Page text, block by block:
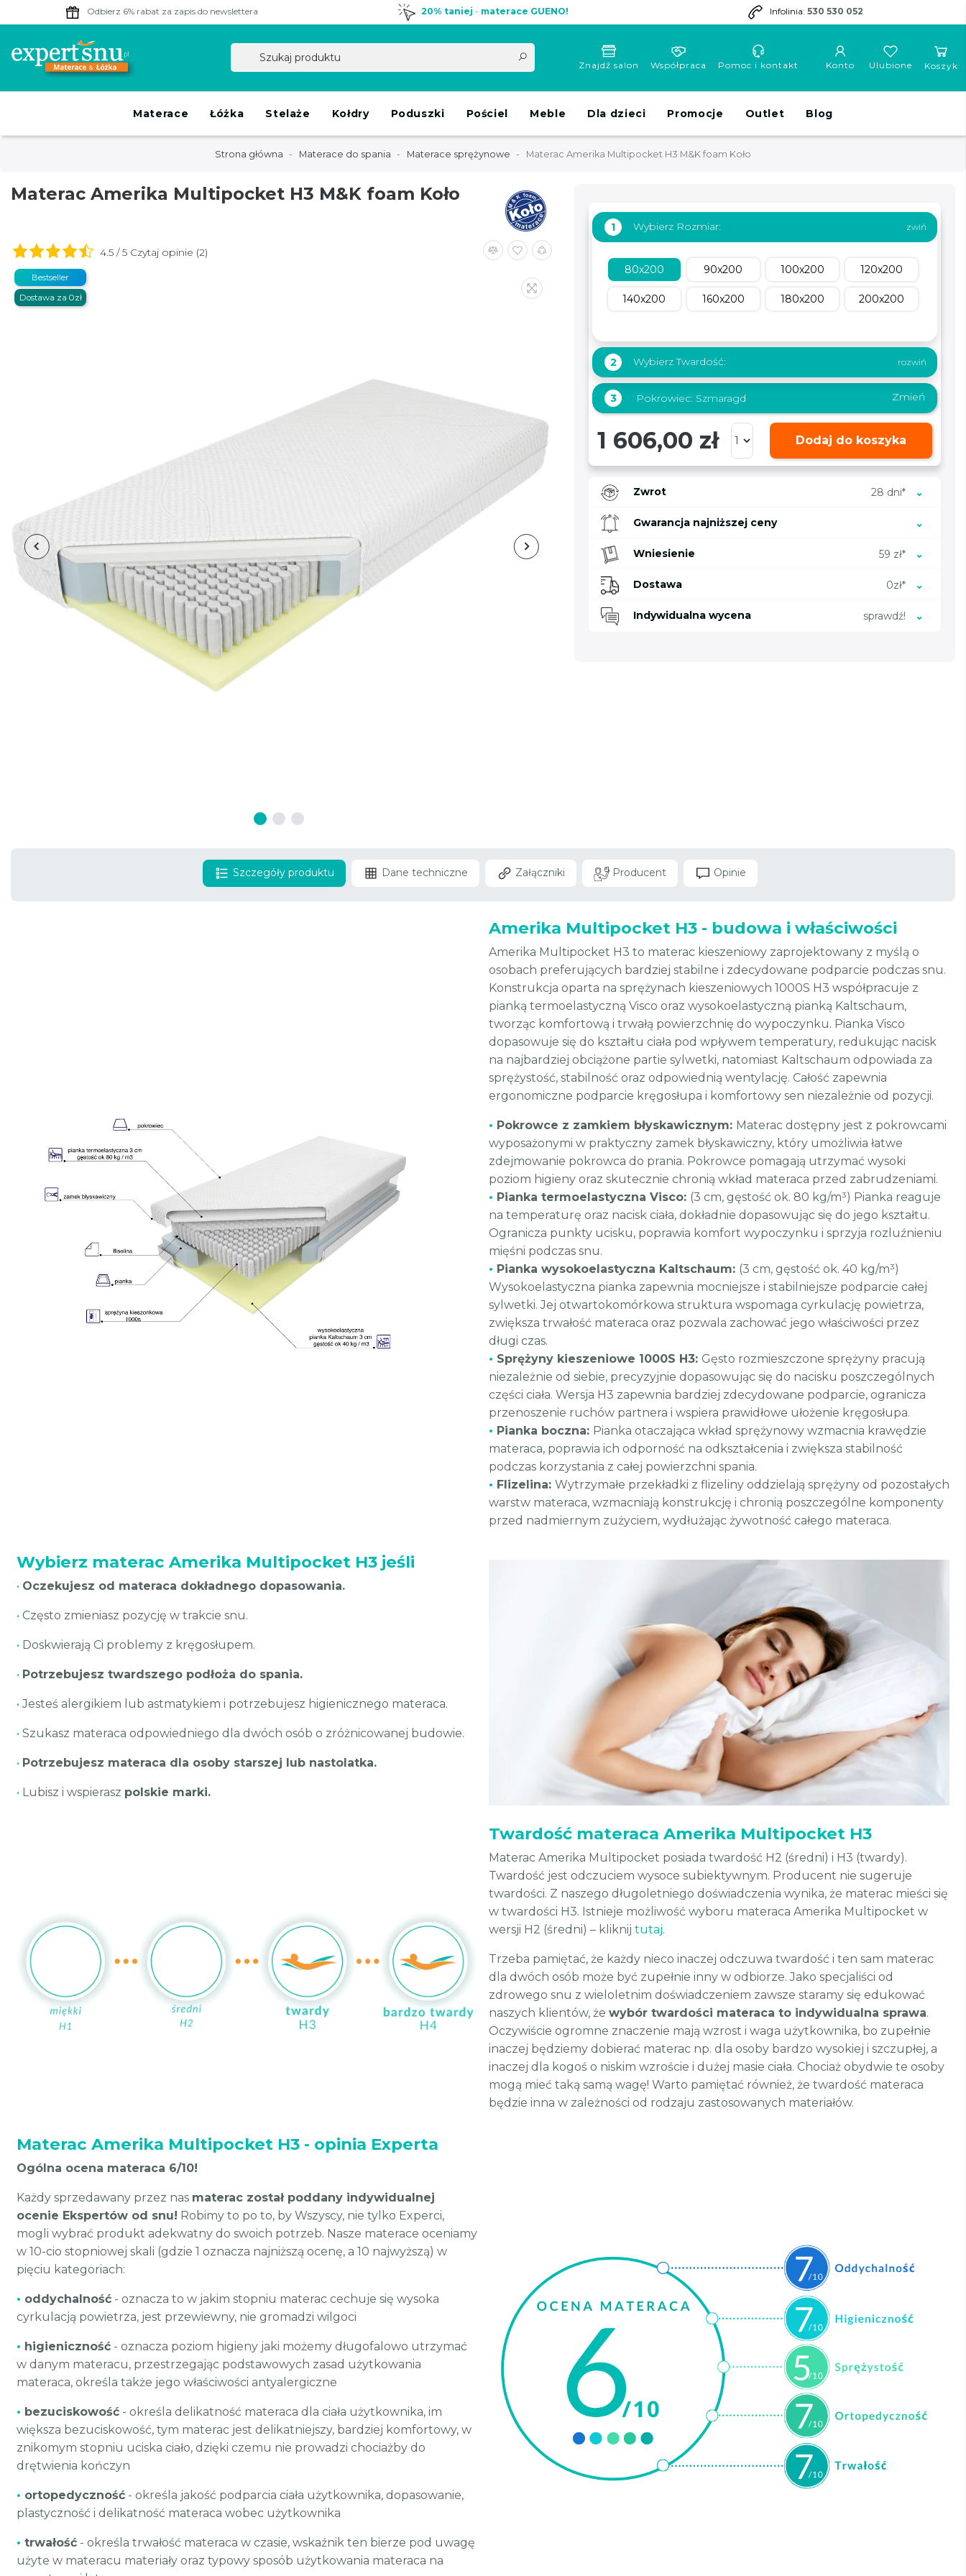
Odbierz 6% rabat za zapis do newslettera 20% taniej - materace GUENO! Infolinia: 530 530 052
Znajdź salon Współpraca Pomoc i kontakt Konto Koszyk
Ulubione
Materace Łóżka Stelaże Kołdry Poduszki Pościel Meble Dla dzieci Promocje Outlet Blog
Strona główna Materace do spania Materace sprężynowe Materac Amerika Multipocket H3 M&K foam Koło
Materac Amerika Multipocket H3 M&K foam Koło
4.5 / 5 Czytaj opinie (2)
Bestseller
Dostawa za 0zł
1 Wybierz Rozmiar:
80x200 90x200 100x200 120x200
140x200 160x200 180x200 200x200
2 Wybierz Twardość:
3 Pokrowiec: Szmaragd Zmień
1 606,00 zł Dodaj do koszyka
Zwrot 28 dni*
Gwarancja najniższej ceny
Wniesienie 59 zł*
Dostawa 0zł*
Indywidualna wycena sprawdź!
Szczegóły produktu Dane techniczne Załączniki Producent Opinie
Amerika Multipocket H3 - budowa i właściwości
Amerika Multipocket H3 to materac kieszeniowy zaprojektowany z myślą o
osobach preferujących bardziej stabilne i zdecydowane podparcie podczas snu.
Konstrukcja oparta na sprężynach kieszeniowych 1000S H3 współpracuje z
pianką termoelastyczną Visco oraz wysokoelastyczną pianką Kaltschaum,
tworząc komfortową i trwałą powierzchnię do wypoczynku. Pianka Visco
dopasowuje się do kształtu ciała pod wpływem temperatury, redukując nacisk
na najbardziej obciążone partie sylwetki, natomiast Kaltschaum odpowiada za
sprężystość, stabilność oraz odpowiednią wentylację. Całość zapewnia
ergonomiczne podparcie kręgosłupa i komfortowy sen niezależnie od pozycji.
• Pokrowce z zamkiem błyskawicznym: Materac dostępny jest z pokrowcami
wyposażonymi w praktyczny zamek błyskawiczny, który umożliwia łatwe
zdejmowanie pokrowca do prania. Pokrowce pomagają utrzymać wysoki
poziom higieny oraz skutecznie chronią wkład materaca przed zabrudzeniami.
• Pianka termoelastyczna Visco: (3 cm, gęstość ok. 80 kg/m³) Pianka reaguje
na temperaturę oraz nacisk ciała, dokładnie dopasowując się do jego kształtu.
Ogranicza punkty ucisku, poprawia komfort wypoczynku i sprzyja rozluźnieniu
mięśni podczas snu.
• Pianka wysokoelastyczna Kaltschaum: (3 cm, gęstość ok. 40 kg/m³)
Wysokoelastyczna pianka zapewnia mocniejsze i stabilniejsze podparcie całej
sylwetki. Jej otwartokomórkowa struktura wspomaga cyrkulację powietrza,
zwiększa trwałość materaca oraz pozwala zachować jego właściwości przez
długi czas.
• Sprężyny kieszeniowe 1000S H3: Gęsto rozmieszczone sprężyny pracują
niezależnie od siebie, precyzyjnie dopasowując się do nacisku poszczególnych
części ciała. Wersja H3 zapewnia bardziej zdecydowane podparcie, ogranicza
przenoszenie ruchów partnera i wspiera prawidłowe ułożenie kręgosłupa.
• Pianka boczna: Pianka otaczająca wkład sprężynowy wzmacnia krawędzie
materaca, poprawia ich odporność na odkształcenia i zwiększa stabilność
podczas korzystania z całej powierzchni spania.
• Flizelina: Wytrzymałe przekładki z flizeliny oddzielają sprężyny od pozostałych
warstw materaca, wzmacniają konstrukcję i chronią poszczególne komponenty
przed nadmiernym zużyciem, wydłużając żywotność całego materaca.
Wybierz materac Amerika Multipocket H3 jeśli
• Oczekujesz od materaca dokładnego dopasowania.
• Często zmieniasz pozycję w trakcie snu.
• Doskwierają Ci problemy z kręgosłupem.
• Potrzebujesz twardszego podłoża do spania.
•Jesteś alergikiem lub astmatykiem i potrzebujesz higienicznego materaca.
• Szukasz materaca odpowiedniego dla dwóch osób o zróżnicowanej budowie.
• Potrzebujesz materaca dla osoby starszej lub nastolatka.
• Lubisz i wspierasz polskie marki.
Twardość materaca Amerika Multipocket H3
Materac Amerika Multipocket posiada twardość H2 (średni) i H3 (twardy).
Twardość jest odczuciem wysoce subiektywnym. Producent nie sugeruje
twardości. Z naszego długoletniego doświadczenia wynika, że materac mieści się
w twardości H3. Istnieje możliwość wyboru materaca Amerika Multipocket w
wersji H2 (średni) – kliknij tutaj.
Trzeba pamiętać, że każdy nieco inaczej odczuwa twardość i ten sam materac
dla dwóch osób może być zupełnie inny w odbiorze. Jako specjaliści od
zdrowego snu z wieloletnim doświadczeniem zawsze staramy się edukować
naszych klientów, że wybór twardości materaca to indywidualna sprawa.
Oczywiście ogromne znaczenie mają wzrost i waga użytkownika, bo zupełnie
inaczej będziemy dobierać materac np. dla osoby bardzo wysokiej i szczupłej, a
inaczej dla kogoś o niskim wzroście i dużej masie ciała. Chociaż obydwie te osoby
mogą mieć taką samą wagę! Warto pamiętać również, że twardość materaca
będzie inna w zależności od rodzaju zastosowanych materiałów.
Materac Amerika Multipocket H3 - opinia Experta
Ogólna ocena materaca 6/10!
Każdy sprzedawany przez nas materac został poddany indywidualnej
ocenie Ekspertów od snu! Robimy to po to, by Wszyscy, nie tylko Experci,
mogli wybrać produkt adekwatny do swoich potrzeb. Nasze materace oceniamy
w 10-cio stopniowej skali (gdzie 1 oznacza najniższą ocenę, a 10 najwyższą) w
pięciu kategoriach:
• oddychalność - oznacza to w jakim stopniu materac cechuje się wysoka
cyrkulacją powietrza, jest przewiewny, nie gromadzi wilgoci
• higieniczność - oznacza poziom higieny jaki możemy długofalowo utrzymać
w danym materacu, przestrzegając podstawowych zasad użytkowania
materaca, określa także jego właściwości antyalergiczne
• bezuciskowość - określa delikatność materaca dla ciała użytkownika, im
większa bezuciskowość, tym materac jest delikatniejszy, bardziej komfortowy, w
znikomym stopniu uciska ciało, dzięki czemu nie prowadzi chociażby do
drętwienia kończyn
• ortopedyczność - określa jakość podparcia ciała użytkownika, dopasowanie,
plastyczność i delikatność materaca wobec użytkownika
• trwałość - określa trwałość materaca w czasie, wskaźnik ten bierze pod uwagę
użyte w materacu materiały oraz typowy sposób użytkowania materaca na